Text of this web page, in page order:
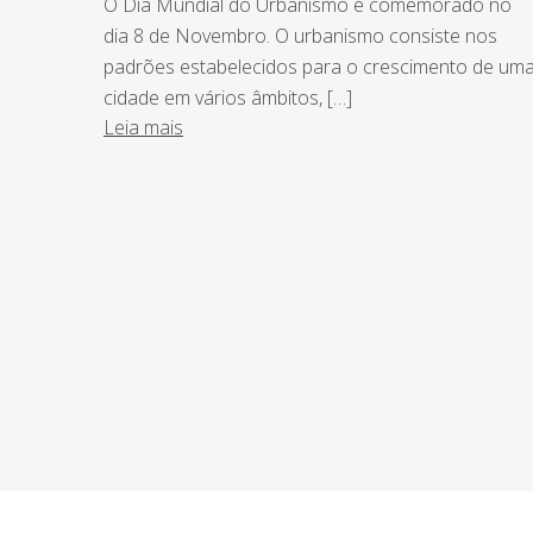
dia 8 de Novembro. O urbanismo consiste nos
padrões estabelecidos para o crescimento de uma
cidade em vários âmbitos, […]
Leia mais